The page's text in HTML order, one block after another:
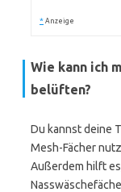
* Anzeige
Wie kann ich
belüften?
Du kannst deine
Mesh-Fächer
Außerdem hilft